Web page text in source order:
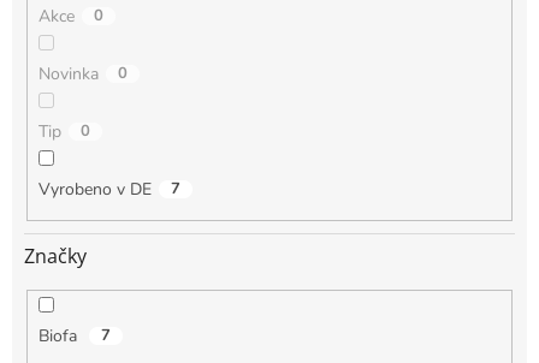
Akce 0
Novinka 0
Tip 0
Vyrobeno v DE 7
Značky
Biofa 7